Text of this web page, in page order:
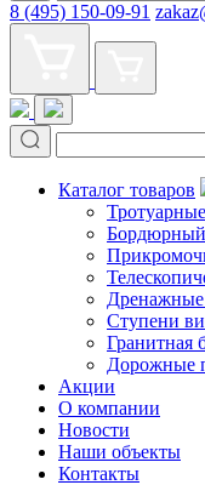
8 (495) 150-09-91
Каталог товаров
Дренажные
Ступени
Гранитная
Дорожные
Акции
О компании
Новости
Наши объекты
Контакты